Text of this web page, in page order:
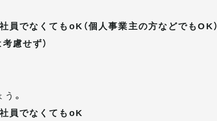
でなくてもoK（個人事業主の方などでもOK）
慮せず）
。
員でなくてもoK